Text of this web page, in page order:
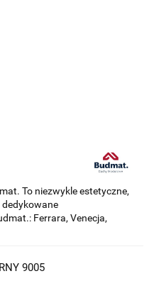
To niezwykle estetyczne,
Ferrara, Venecja,
9005